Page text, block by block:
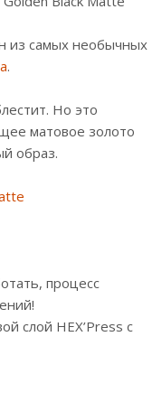
из самых необычных
.
Но это
матовое золото
образ.
процесс
слой HEX’Press с